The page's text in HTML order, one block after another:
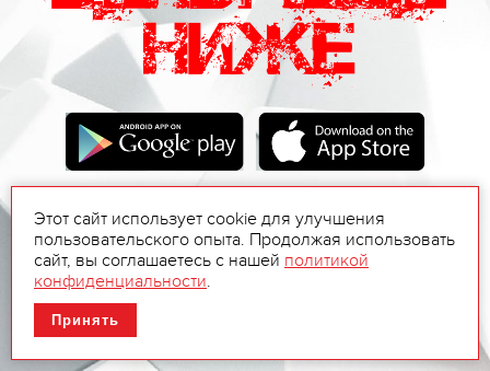
Этот сайт использует cookie для улучшения
пользовательского опыта. Продолжая использовать
сайт, вы соглашаетесь с нашей политикой
конфиденциальности.
Принять